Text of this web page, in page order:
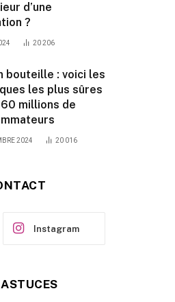
d’une
?
20 206
bouteille : voici les
les plus sûres
millions de
2024 20 016
Instagram